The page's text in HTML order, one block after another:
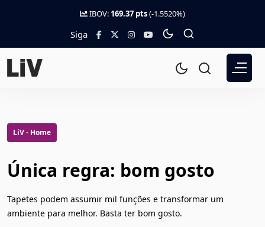
IBOV: 169.37 pts(-1.5520%)
Siga
LiV - Home
Única regra: bom gosto
Tapetes podem assumir mil funções e transformar um
ambiente para melhor. Basta ter bom gosto.